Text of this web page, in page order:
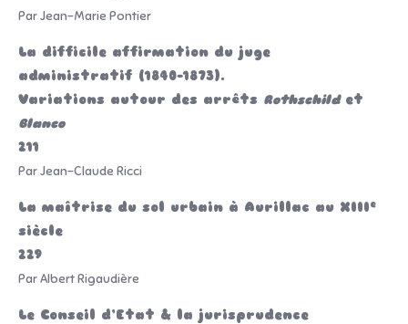
Par Jean-Marie Pontier
La difficile affirmation du juge
administratif (1840-1873).
Variations autour des arrêts Rothschildet
Blanco
211
Par Jean-Claude Ricci
La maîtrise du sol urbain à Aurillac au XIIIe
siècle
229
Par Albert Rigaudière
Le Conseil d’Etat & la jurisprudence